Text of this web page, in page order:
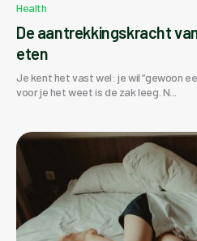
Health
De aantrekkingskracht
eten
Je kent het vast wel: je wil “gewoon
voor je het weet is de zak leeg. N...